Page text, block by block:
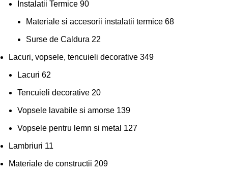
Instalatii Termice 90
Materiale si accesorii instalatii termice 68
Surse de Caldura 22
Lacuri, vopsele, tencuieli decorative 349
Lacuri 62
Tencuieli decorative 20
Vopsele lavabile si amorse 139
Vopsele pentru lemn si metal 127
Lambriuri 11
Materiale de constructii 209